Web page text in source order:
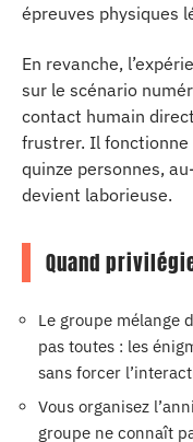
épreuves physiques
En revanche,
sur le scénario
contact humain
frustrer. Il fonctionne
quinze personnes,
devient laborieuse.
Quand
Le groupe mélange
pas toutes : les
sans forcer
Vous organisez
groupe ne connaît